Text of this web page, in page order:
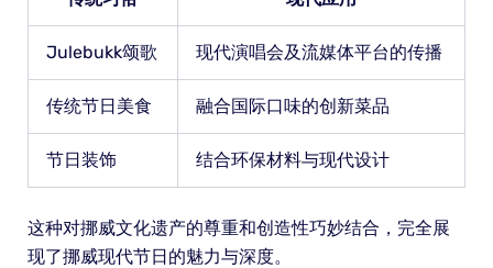
Julebukk颂歌 现代演唱会及流媒体平台的传播
传统节日美食 融合国际口味的创新菜品
节日装饰 结合环保材料与现代设计
这种对挪威文化遗产的尊重和创造性巧妙结合，完全展
现了挪威现代节日的魅力与深度。